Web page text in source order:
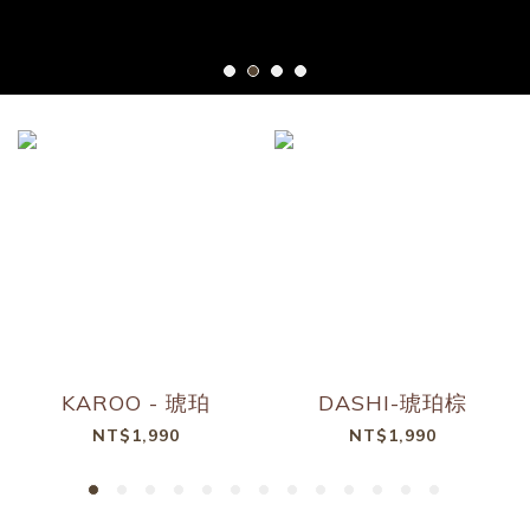
KAROO - 琥珀
NT$1,990
DASHI-琥珀棕
NT$1,990